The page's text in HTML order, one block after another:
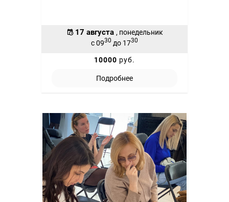
17 августа , понедельник
с 0930 до 1730
10000 руб.
Подробнее